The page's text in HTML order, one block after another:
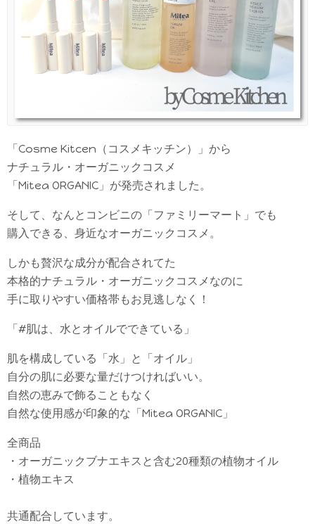
「Cosme Kitcen（コスメキッチン）」から
ナチュラル・オーガニックコスメ
「Mitea ORGANIC」が発売されました。
そして、なんとコンビニの「ファミリーマート」でも
購入できる、身近なオーガニックコスメ。
しかも贅沢な成分が配合されてた
本格的ナチュラル・オーガニックコスメなのに
手に取りやすい価格帯もお見逃しなく！
「#肌は、水とオイルでできている」
肌を構成している「水」と「オイル」
自分の肌に必要な量だけつければいい。
自然の恵みで飾ることもなく
自然な使用感が印象的な「Mitea ORGANIC」
全商品
・オーガニックブナエキスと含む20種類の植物オイル
・植物エキス
共通配合しています。